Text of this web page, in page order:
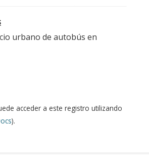
urbano de autobús en
acceder a este registro utilizando
).